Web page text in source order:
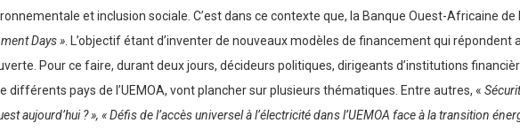
et inclusion sociale. C’est dans ce contexte que, la Banque Ouest-Africaine de
Days » . L’objectif étant d’inventer de nouveaux modèles de financement qui répondent
Pour ce faire, durant deux jours, décideurs politiques, dirigeants d’institutions
pays de l’UEMOA, vont plancher sur plusieurs thématiques. Entre autres, «
aujourd’hui ? », « Défis de l’accès universel à l’électricité dans l’UEMOA face à la transition